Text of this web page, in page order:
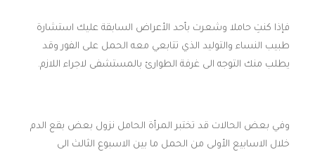
فإذا كنتِ حاملا وشعرت بأحد الأعراض السابقة عليك استشارة
طبيب النساء والتوليد الذي تتابعي معه الحمل على الفور وقد
يطلب منك التوجه الى غرفة الطوارئ بالمستشفى لاجراء اللازم.
وفي بعض الحالات قد تختبر المرأة الحامل نزول بعض بقع الدم
خلال الاسابيع الأولى من الحمل ما بين الاسبوع الثالث الى